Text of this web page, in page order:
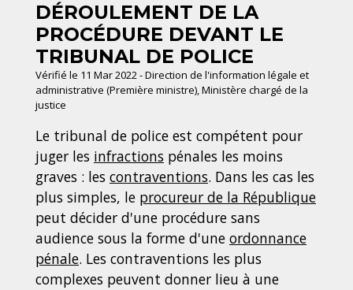
DÉROULEMENT DE LA
PROCÉDURE DEVANT LE
TRIBUNAL DE POLICE
Vérifié le 11 Mar 2022 - Direction de l'information légale et
administrative (Première ministre), Ministère chargé de la
justice
Le tribunal de police est compétent pour
juger les infractions pénales les moins
graves : les contraventions. Dans les cas les
plus simples, le procureur de la République
peut décider d'une procédure sans
audience sous la forme d'une ordonnance
pénale. Les contraventions les plus
complexes peuvent donner lieu à une